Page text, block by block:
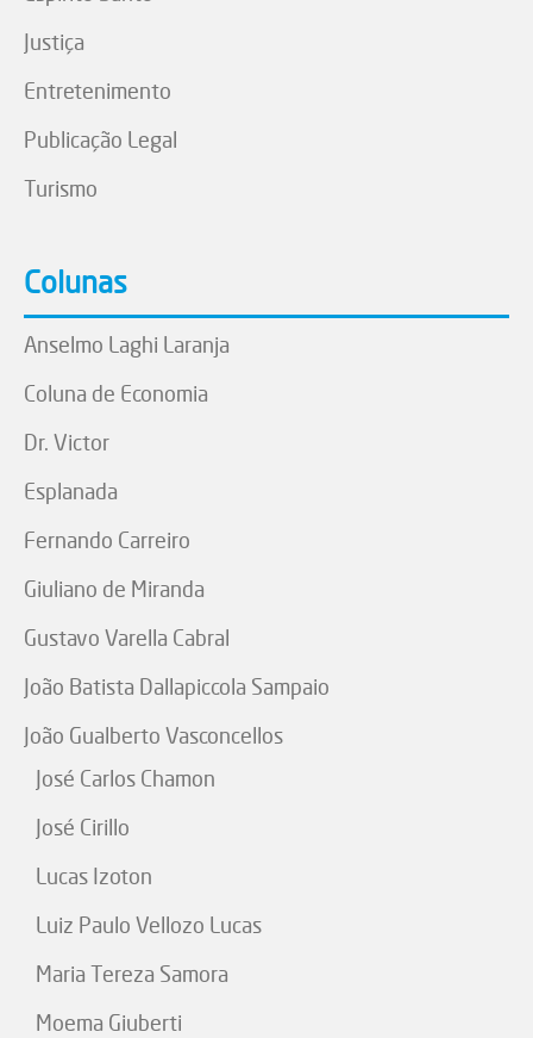
Justiça
Entretenimento
Publicação Legal
Turismo
Colunas
Anselmo Laghi Laranja
Coluna de Economia
Dr. Victor
Esplanada
Fernando Carreiro
Giuliano de Miranda
Gustavo Varella Cabral
João Batista Dallapiccola Sampaio
João Gualberto Vasconcellos
José Carlos Chamon
José Cirillo
Lucas Izoton
Luiz Paulo Vellozo Lucas
Maria Tereza Samora
Moema Giuberti